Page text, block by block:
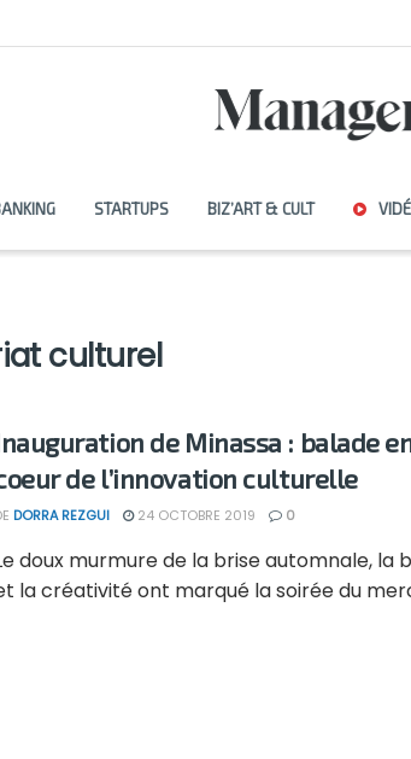
STARTUPS BIZ’ART & CULT
culturel
de Minassa : balade
de l’innovation culturelle
DORRA REZGUI 24 OCTOBRE 2019 0
doux murmure de la brise automnale, la
la créativité ont marqué la soirée du